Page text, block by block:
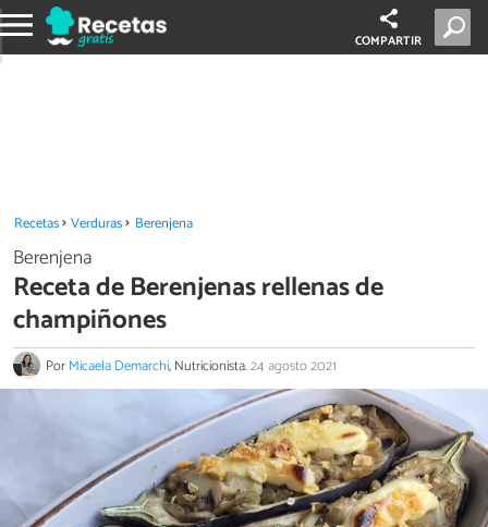
COMPARTIR
Recetas Verduras Berenjena
Berenjena
Receta de Berenjenas rellenas de
champiñones
PorMicaela Demarchi, Nutricionista.24 agosto 2021